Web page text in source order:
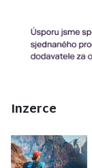
Inzerce